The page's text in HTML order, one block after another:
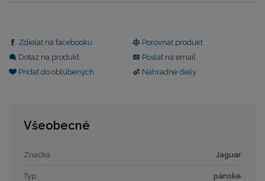
Zdielať na facebooku
Porovnať produkt
Dotaz na produkt
Poslať na email
Pridať do obľúbených
Náhradné diely
Všeobecné
Značka Jaguar
Typ pánske